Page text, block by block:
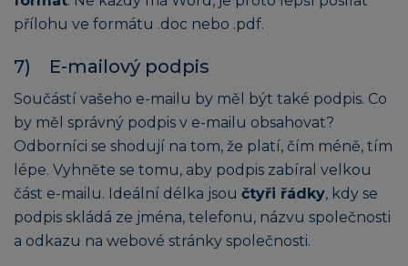
přílohu ve formátu .doc nebo .pdf.
7) E-mailový podpis
Součástí vašeho e-mailu by měl být také podpis. Co
by měl správný podpis v e-mailu obsahovat?
Odborníci se shodují na tom, že platí, čím méně, tím
lépe. Vyhněte se tomu, aby podpis zabíral velkou
část e-mailu. Ideální délka jsou čtyři řádky, kdy se
podpis skládá ze jména, telefonu, názvu společnosti
a odkazu na webové stránky společnosti.